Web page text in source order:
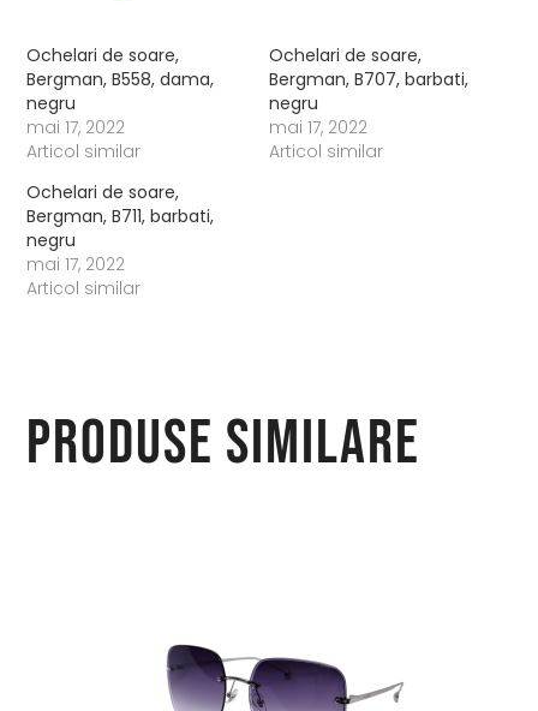
Ochelari de soare,
Bergman, B558, dama,
negru
mai 17, 2022
Articol similar
Ochelari de soare,
Bergman, B707, barbati,
negru
mai 17, 2022
Articol similar
Ochelari de soare,
Bergman, B711, barbati,
negru
mai 17, 2022
Articol similar
Produse similare